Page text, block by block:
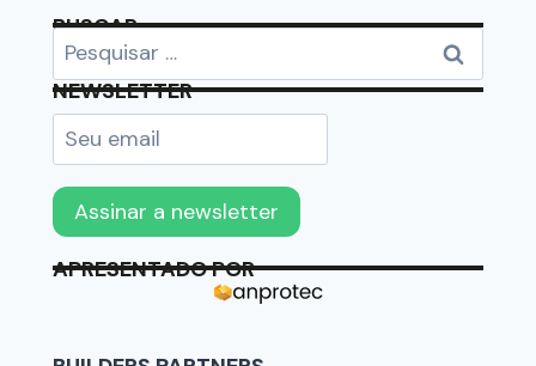
BUSCAR
NEWSLETTER
APRESENTADO POR